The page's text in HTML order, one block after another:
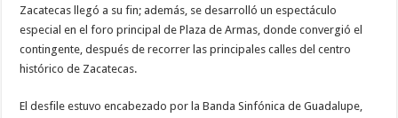
Zacatecas llegó a su fin; además, se desarrolló un espectáculo
especial en el foro principal de Plaza de Armas, donde convergió el
contingente, después de recorrer las principales calles del centro
histórico de Zacatecas.
El desfile estuvo encabezado por la Banda Sinfónica de Guadalupe,